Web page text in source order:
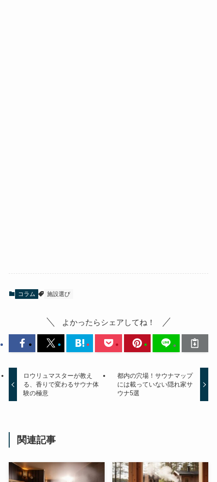
コラム 施設選び
よかったらシェアしてね！
ロウリュマスターが教え
る、香りで変わるサウナ体
験の極意
都内の穴場！サウナマップ
には載っていない隠れ家サ
ウナ5選
関連記事